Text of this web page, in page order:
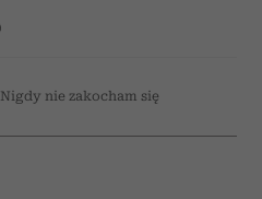
Nigdy nie zakocham się